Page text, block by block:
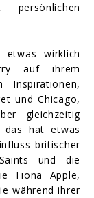
wirklich
auf ihrem
und Chicago,
gleichzeitig
das hat etwas
britischer
und die
Fiona Apple,
während ihrer